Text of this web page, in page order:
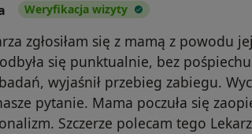
Weryfikacja wizyty
zgłosiłam się z mamą z powodu
się punktualnie, bez
wyjaśnił przebieg zabiegu.
pytanie. Mama poczuła się
Szczerze polecam tego